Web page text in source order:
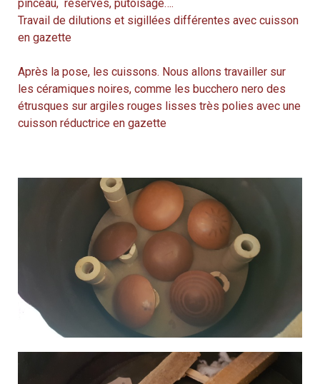
pinceau, réserves, putoisage….
Travail de dilutions et sigillées différentes avec cuisson
en gazette
Après la pose, les cuissons. Nous allons travailler sur
les céramiques noires, comme les bucchero nero des
étrusques sur argiles rouges lisses très polies avec une
cuisson réductrice en gazette